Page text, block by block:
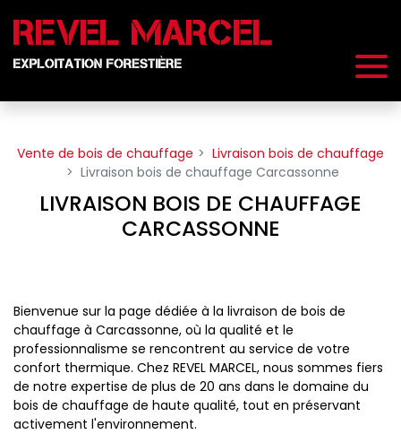
Vente de bois de chauffage
Livraison bois de chauffage
Livraison bois de chauffage Carcassonne
LIVRAISON BOIS DE CHAUFFAGE
CARCASSONNE
Bienvenue sur la page dédiée à la livraison de bois de
chauffage à Carcassonne, où la qualité et le
professionnalisme se rencontrent au service de votre
confort thermique. Chez REVEL MARCEL, nous sommes fiers
de notre expertise de plus de 20 ans dans le domaine du
bois de chauffage de haute qualité, tout en préservant
activement l'environnement.